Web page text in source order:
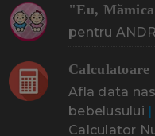
"Eu,
pentru
Afla data
bebelusului |
Calculator